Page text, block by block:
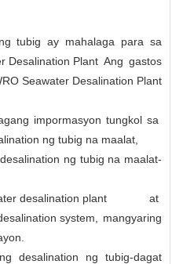
tubig ay mahalaga para sa
Desalination Plant Ang gastos
Seawater Desalination Plant
impormasyon tungkol sa
ng tubig na maalat
ng tubig na maalat-
desalination plant at
system , mangyaring
desalination ng tubig-dagat